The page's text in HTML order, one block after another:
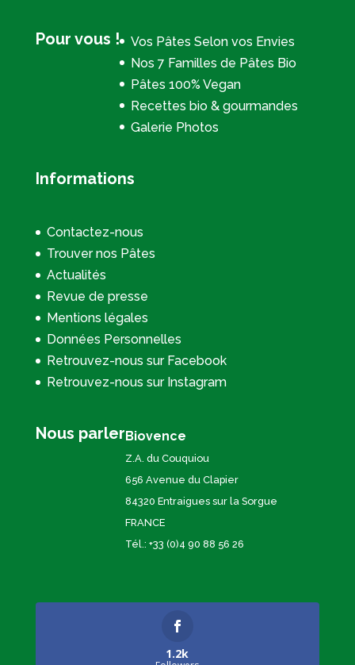
Pour vous !
Vos Pâtes Selon vos Envies
Nos 7 Familles de Pâtes Bio
Pâtes 100% Vegan
Recettes bio & gourmandes
Galerie Photos
Informations
Contactez-nous
Trouver nos Pâtes
Actualités
Revue de presse
Mentions légales
Données Personnelles
Retrouvez-nous sur Facebook
Retrouvez-nous sur Instagram
Nous parler Biovence
Z.A. du Couquiou
656 Avenue du Clapier
84320 Entraigues sur la Sorgue
FRANCE
Tél.: +33 (0)4 90 88 56 26
1.2k